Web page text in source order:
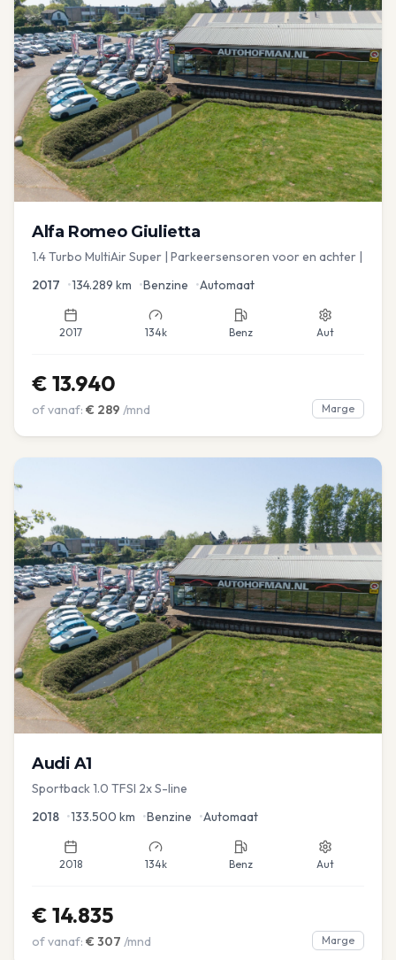
Alfa Romeo Giulietta
1.4 Turbo MultiAir Super | Parkeersensoren voor en achter |
2017 •134.289 km •Benzine •Automaat
2017 134k Benz Aut
€ 13.940
of vanaf: € 289 /mnd Marge
Audi A1
Sportback 1.0 TFSI 2x S-line
2018 •133.500 km •Benzine •Automaat
2018 134k Benz Aut
€ 14.835
of vanaf: € 307 /mnd Marge